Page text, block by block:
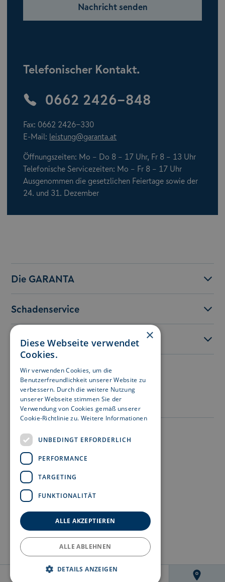
Nachricht senden
Telefonischer Kontakt.
0662 2426-848
Fax: 0662 2426-330
E-Mail: leistung@garanta.at
Öffnungszeiten: Mo – Do 8 – 17 Uhr, Fr 8 – 13 Uhr
Telefonische Servicezeiten: Mo – Fr 8 – 17 Uhr
Ausgenommen die gesetzlichen Feiertage sowie der
24. und 31. Dezember
Die GARANTA
Schadenservice
Service
Besuchen Sie uns auf:
Impressum
Meldekanal Hinweisgeber
Barrierefreiheit
×
Diese Webseite verwendet
Cookies.
Wir verwenden Cookies, um die
Benutzerfreundlichkeit unserer Website zu
verbessern. Durch die weitere Nutzung
unserer Webseite stimmen Sie der
Verwendung von Cookies gemäß unserer
Cookie-Richtlinie zu. Weitere Informationen
UNBEDINGT ERFORDERLICH
PERFORMANCE
TARGETING
FUNKTIONALITÄT
ALLE AKZEPTIEREN
ALLE ABLEHNEN
DETAILS ANZEIGEN